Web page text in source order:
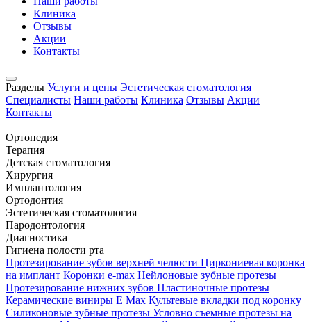
Клиника
Отзывы
Акции
Контакты
Разделы Услуги и цены Эстетическая стоматология
Специалисты Наши работы Клиника Отзывы Акции
Контакты
Ортопедия
Терапия
Детская стоматология
Хирургия
Имплантология
Ортодонтия
Эстетическая стоматология
Пародонтология
Диагностика
Гигиена полости рта
Протезирование зубов верхней челюсти Циркониевая коронка
на имплант Коронки e-max Нейлоновые зубные протезы
Протезирование нижних зубов Пластиночные протезы
Керамические виниры E Max Культевые вкладки под коронку
Силиконовые зубные протезы Условно съемные протезы на